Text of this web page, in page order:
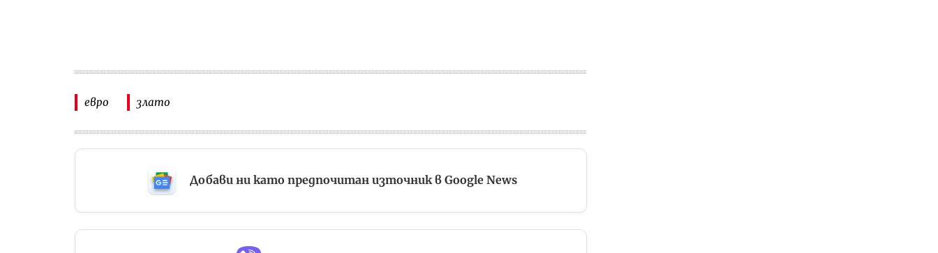
евро злато
Добави ни като предпочитан източник в Google News